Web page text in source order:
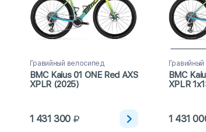
Гравийный велосипед
BMC Kaius 01 ONE Red AXS
XPLR (2025)
1 431 300
BMC
XPLR
1 431